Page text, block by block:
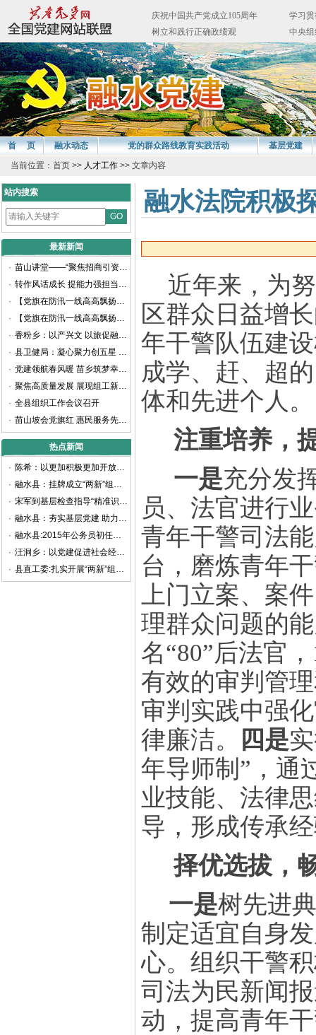
首 页 融水动态 党的群众路线教育实践活动
基层党建
当前位置：首页 >> 人才工作 >> 文章内容
站内搜索
最新新闻
·
苗山讲堂——“聚焦招商引资 推动高质量发展”专题讲座顺利举办
·
转作风话成长 提能力强担当——融水苗族自治县召开2025年选调生座谈会
·
【党旗在防汛一线高高飘扬】防汛大考显担当 党员冲锋践初心（二）
·
【党旗在防汛一线高高飘扬】防汛大考显担当 党员冲锋践初心
·
香粉乡：以产兴文 以旅促融 铸牢中华民族共同体意识
·
县卫健局：凝心聚力创五星 党建引领护健康
·
党建领航春风暖 苗乡筑梦幸福长——县人社局以“四轮驱动”奏响惠民强音
·
聚焦高质量发展 展现组工新担当——2024年融水苗族自治县组织工作综述
· 全县组织工作会议召开
·
苗山坡会党旗红 惠民服务先锋行
热点新闻
·
陈希：以更加积极更加开放更加有效的人才政策 聚天下英才而用之
·
融水县：挂牌成立“两新”组织党工委
·
宋军到基层检查指导“精准识别”工作
·
融水县：夯实基层党建 助力精准扶贫
·
融水县:2015年公务员初任培训班开班
·
汪洞乡：以党建促进社会经济快速发展
·
县直工委:扎实开展“两新”组织调查摸底工作
融水法院积极
近年来，为
区群众日益增
年干警队伍建
成学、赶、超
体和先进个人。
注重培养，
一是充分发
员、法官进行
青年干警司法
台，磨炼青年
上门立案、案
理群众问题的
名“80”后法官，
有效的审判管
审判实践中强
律廉洁。
四是
年导师制”，通
业技能、法律
导，形成传承
择优选拔，
一是树先进
制定适宜自身
心。组织干警
司法为民新闻
动，提高青年